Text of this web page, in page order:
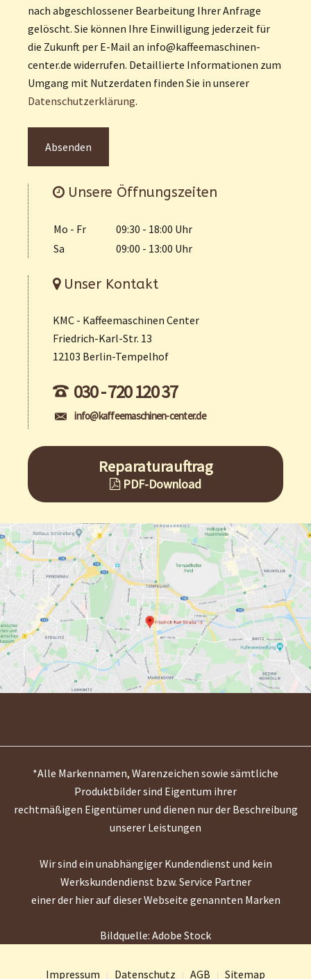
nach abgeschlossener Bearbeitung Ihrer Anfrage
gelöscht. Sie können Ihre Einwilligung jederzeit für
die Zukunft per E-Mail an info@kaffeemaschinen-
center.de widerrufen. Detaillierte Informationen zum
Umgang mit Nutzerdaten finden Sie in unserer
Datenschutzerklärung.
Unsere Öffnungszeiten
Mo - Fr
09:30 - 18:00 Uhr
Sa
09:00 - 13:00 Uhr
Unser Kontakt
KMC - Kaffeemaschinen Center
Friedrich-Karl-Str. 13
12103 Berlin-Tempelhof
030 - 720 120 37
info@kaffeemaschinen-center.de
Reparaturauftrag
PDF-Download
*Alle Markennamen, Warenzeichen sowie sämtliche
Produktbilder sind Eigentum ihrer
rechtmäßigen Eigentümer und dienen nur der Beschreibung
unserer Leistungen
Wir sind ein unabhängiger Kundendienst und kein
Werkskundendienst bzw. Service Partner
einer der hier auf dieser Webseite genannten Marken
Bildquelle: Adobe Stock
Impressum Datenschutz AGB Sitemap